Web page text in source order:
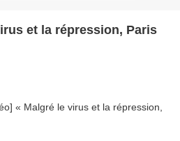
et la répression, Paris